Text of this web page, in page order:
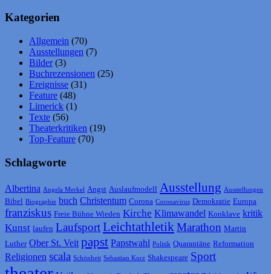
Kategorien
Allgemein (70)
Ausstellungen (7)
Bilder(3)
Buchrezensionen (25)
Ereignisse (31)
Feature (48)
Limerick (1)
Texte (56)
Theaterkritiken (19)
Top-Feature (70)
Schlagworte
Albertina Angela Merkel Angst Auslaufmodell Ausstellung Ausstellungen
Bibel Biographie buch Christentum Corona Coronavirus Demokratie Europa
franziskus Freie Bühne Wieden Kirche Klimawandel Konklave kritik
Kunst laufen LaufsportLeichtathletikMarathon Martin
Luther Ober St. Veit papst Papstwahl Politik Quarantäne Reformation
Religionen scala Schönheit Sebastian Kurz Shakespeare Sport